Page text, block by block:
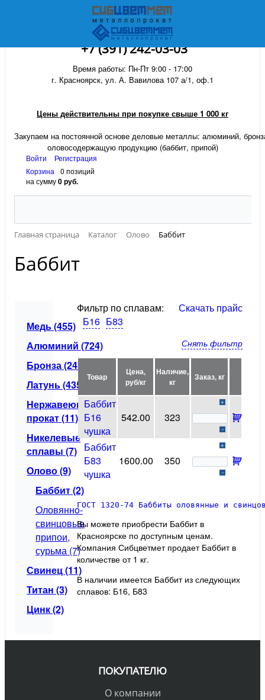
+7 (391) 242-03-03
Время работы: Пн-Пт 9:00 - 17:00
г. Красноярск, ул. А. Вавилова 107 а/1, оф.1
Цены действительны при покупке свыше 1 000 кг
Закупаем на постоянной основе деловые металлы: алюминий,
оловосодержащую продукцию (баббит, припой)
Войти
Регистрация
Корзина
0 позиций
на сумму0 руб.
Главная страница Каталог Олово Баббит
Баббит
Медь (455)
Алюминий (724)
Бронза (243)
Латунь (435)
Нержавеющий
прокат (11)
Никелевые
сплавы (7)
Олово (9)
Баббит (2)
Оловяннo-
свинцовые
припои,
сурьма (7)
Свинец (11)
Титан (3)
Цинк (2)
Скачать прайс
Фильтр по сплавам:
Б16 Б83
Снять фильтр
Товар
Цена,
руб/кг
Наличие,
кг
Заказ, кг
Баббит
Б16
чушка
542.00 323
+
-
Баббит
Б83
чушка
1600.00 350
+
-
ГОСТ 1320-74 Баббиты оловянные и
Вы можете приобрести Баббит в
Красноярске по доступным ценам.
Компания Сибцветмет продает Баббит в
количестве от 1 кг.
В наличии имеется Баббит из следующих
сплавов: Б16, Б83
ПОКУПАТЕЛЮ
О компании